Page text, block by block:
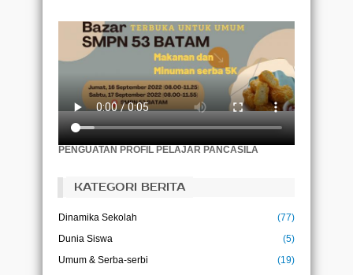
kebetulan, itu harus dicari dengan semangat
ketekunan.
(Abigail Adams)
Akar pendidikan itu akan terasa pahit,
namun buahnya akan terasa manis.
(Aristotle)
Pendidikan adalah tiket ke masa depan, hari
esok dimiliki oleh orang-orang yang
mempersiapkan dirinyasejak hari ini.
(John Dewey)
(Abu Bakar)
PENGUATAN PROFIL PELAJAR PANCASILA
KATEGORI BERITA
Dinamika Sekolah
(77)
Dunia Siswa
(5)
Umum & Serba-serbi
(19)